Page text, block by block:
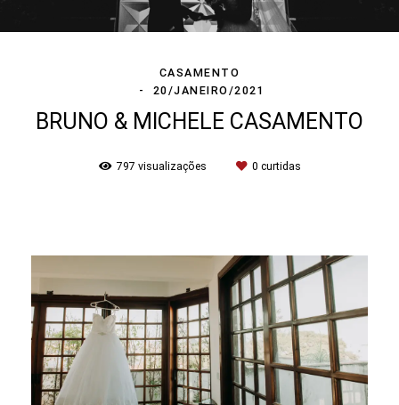
CASAMENTO
20/JANEIRO/2021
BRUNO & MICHELE CASAMENTO
797 visualizações 0 curtidas